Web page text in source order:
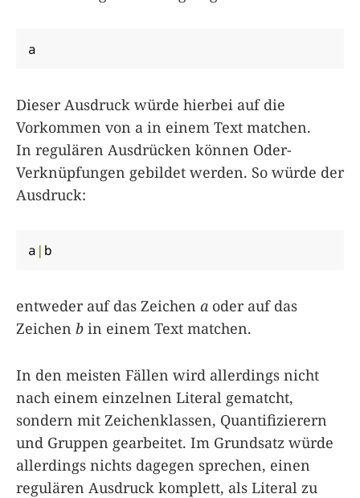
a
Dieser Ausdruck würde hierbei auf die
Vorkommen von a in einem Text matchen.
In regulären Ausdrücken können Oder-
Verknüpfungen gebildet werden. So würde der
Ausdruck:
a | b
entweder auf das Zeichen a oder auf das
Zeichen b in einem Text matchen.
In den meisten Fällen wird allerdings nicht
nach einem einzelnen Literal gematcht,
sondern mit Zeichenklassen, Quantifizierern
und Gruppen gearbeitet. Im Grundsatz würde
allerdings nichts dagegen sprechen, einen
regulären Ausdruck komplett, als Literal zu